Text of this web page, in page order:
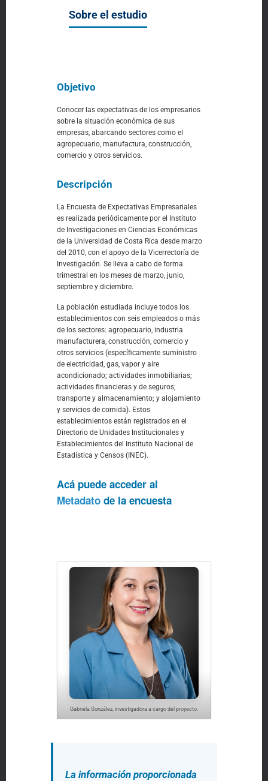
Sobre el estudio
Objetivo
Conocer las expectativas de los empresarios
sobre la situación económica de sus
empresas, abarcando sectores como el
agropecuario, manufactura, construcción,
comercio y otros servicios.
Descripción
La Encuesta de Expectativas Empresariales
es realizada periódicamente por el Instituto
de Investigaciones en Ciencias Económicas
de la Universidad de Costa Rica desde marzo
del 2010, con el apoyo de la Vicerrectoría de
Investigación. Se lleva a cabo de forma
trimestral en los meses de marzo, junio,
septiembre y diciembre.
La población estudiada incluye todos los
establecimientos con seis empleados o más
de los sectores: agropecuario, industria
manufacturera, construcción, comercio y
otros servicios (específicamente suministro
de electricidad, gas, vapor y aire
acondicionado; actividades inmobiliarias;
actividades financieras y de seguros;
transporte y almacenamiento; y alojamiento
y servicios de comida). Estos
establecimientos están registrados en el
Directorio de Unidades Institucionales y
Establecimientos del Instituto Nacional de
Estadística y Censos (INEC).
Acá puede acceder al
Metadato de la encuesta
Gabriela González, investigadora a cargo del proyecto.
La información proporcionada